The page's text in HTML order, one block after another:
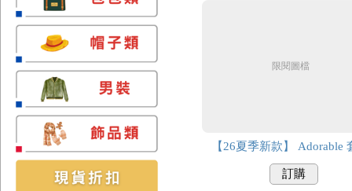
限閱圖檔
【26夏季新款】 Adorable
訂購